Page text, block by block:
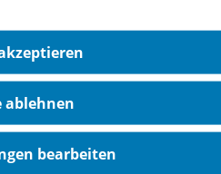
Schulbuchseiten
Webinare zur BiBox
gibt es in drei
ablehnen
bearbeiten